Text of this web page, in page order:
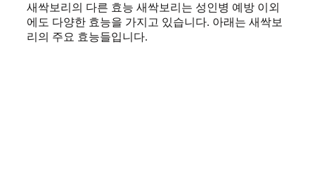
새싹보리의 다른 효능 새싹보리는 성인병 예방 이외
에도 다양한 효능을 가지고 있습니다. 아래는 새싹보
리의 주요 효능들입니다.